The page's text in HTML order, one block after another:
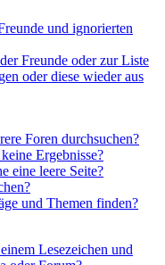
und ignorierten
Freunde oder zur Liste
oder diese wieder aus
Foren durchsuchen?
Ergebnisse?
eine leere Seite?
und Themen finden?
Lesezeichen und